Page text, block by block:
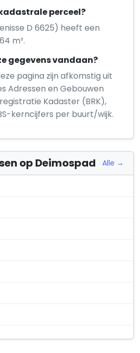
perceel?
D 6625) heeft een
m².
gegevens vandaan?
pagina zijn afkomstig uit
Adressen en Gebouwen
Kadaster (BRK),
kerncijfers per buurt/wijk.
op Deimospad Alle →